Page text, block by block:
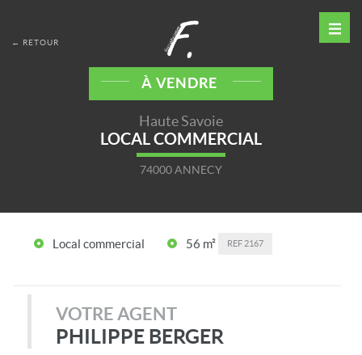
← RETOUR
À VENDRE
Haute Savoie
LOCAL COMMERCIAL
74000 ANNECY
Local commercial 56 m² REF 2167
VOTRE AGENT
PHILIPPE BERGER